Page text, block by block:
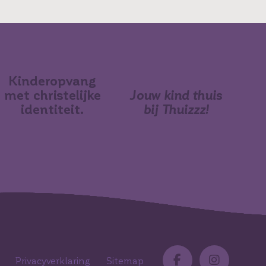
Kinderopvang
met christelijke
identiteit.
Jouw kind thuis
bij Thuizzz!
Privacyverklaring Sitemap